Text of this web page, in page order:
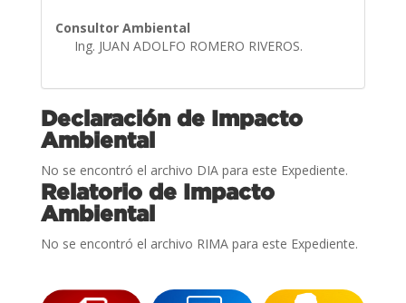
Consultor Ambiental
Ing. JUAN ADOLFO ROMERO RIVEROS.
Declaración de Impacto
Ambiental
No se encontró el archivo DIA para este Expediente.
Relatorio de Impacto
Ambiental
No se encontró el archivo RIMA para este Expediente.